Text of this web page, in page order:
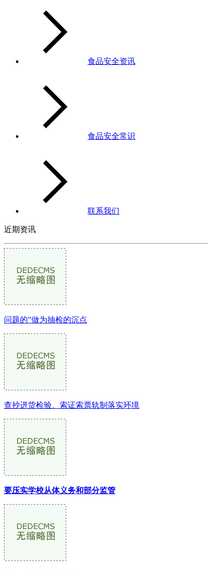
食品安全资讯
食品安全常识
联系我们
近期资讯
问题的”做为抽检的沉点
查抄进货检验、索证索票轨制落实环境
要压实学校从体义务和部分监管